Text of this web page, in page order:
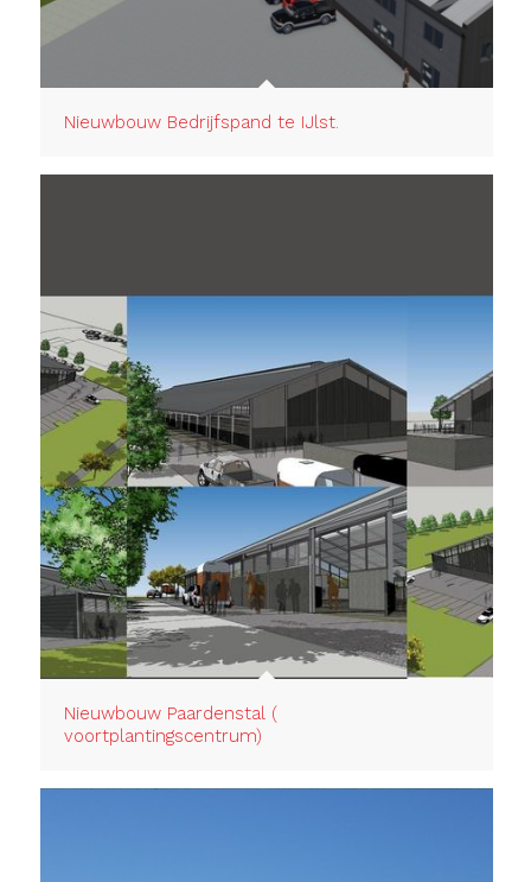
Nieuwbouw Bedrijfspand te IJlst.
Nieuwbouw Paardenstal (
voortplantingscentrum)